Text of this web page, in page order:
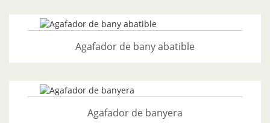
Agafador de bany abatible
Agafador de banyera